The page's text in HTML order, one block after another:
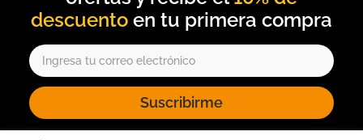
descuento
Suscribirme